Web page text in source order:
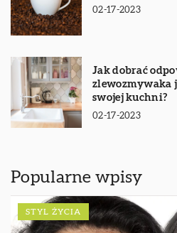
02-17-2023
Jak dobrać
zlewozmywaka
swojej kuchni?
02-17-2023
Popularne wpisy
STYL ŻYCIA